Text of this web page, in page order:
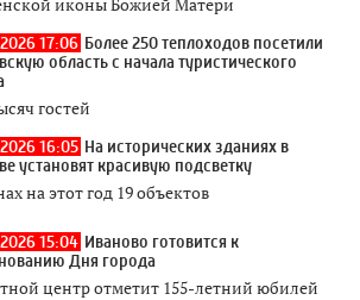
17:06 Более 250 теплоходов посетили
область с начала туристического
гостей
16:05 На исторических зданиях в
установят красивую подсветку
на этот год 19 объектов
15:04 Иваново готовится к
Дня города
центр отметит 155-летний юбилей